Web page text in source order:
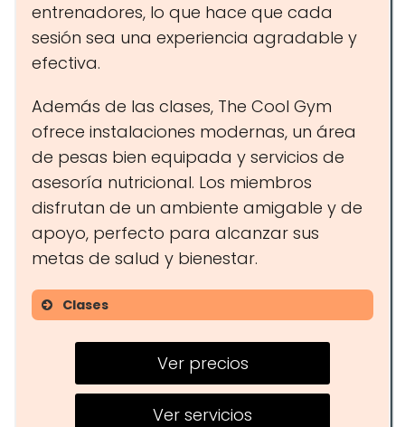
entrenadores, lo que hace que cada
sesión sea una experiencia agradable y
efectiva.
Además de las clases, The Cool Gym
ofrece instalaciones modernas, un área
de pesas bien equipada y servicios de
asesoría nutricional. Los miembros
disfrutan de un ambiente amigable y de
apoyo, perfecto para alcanzar sus
metas de salud y bienestar.
Clases
Zumba
Yoga
Ver precios
Ver servicios